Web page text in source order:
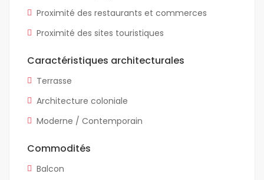
Proximité des restaurants et commerces
Proximité des sites touristiques
Caractéristiques architecturales
Terrasse
Architecture coloniale
Moderne / Contemporain
Commodités
Balcon